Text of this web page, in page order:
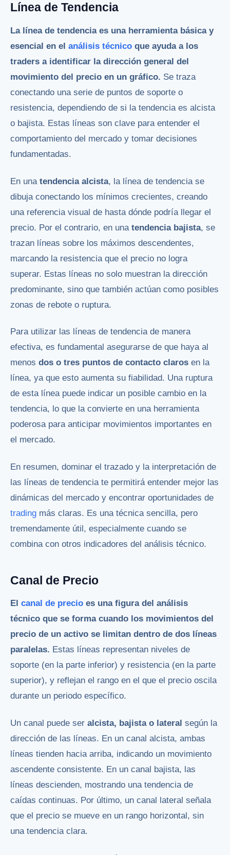
Línea de Tendencia
La línea de tendencia es una herramienta básica y
esencial en el análisis técnico que ayuda a los
traders a identificar la dirección general del
movimiento del precio en un gráfico. Se traza
conectando una serie de puntos de soporte o
resistencia, dependiendo de si la tendencia es alcista
o bajista. Estas líneas son clave para entender el
comportamiento del mercado y tomar decisiones
fundamentadas.
En una tendencia alcista, la línea de tendencia se
dibuja conectando los mínimos crecientes, creando
una referencia visual de hasta dónde podría llegar el
precio. Por el contrario, en una tendencia bajista, se
trazan líneas sobre los máximos descendentes,
marcando la resistencia que el precio no logra
superar. Estas líneas no solo muestran la dirección
predominante, sino que también actúan como posibles
zonas de rebote o ruptura.
Para utilizar las líneas de tendencia de manera
efectiva, es fundamental asegurarse de que haya al
menos dos o tres puntos de contacto claros en la
línea, ya que esto aumenta su fiabilidad. Una ruptura
de esta línea puede indicar un posible cambio en la
tendencia, lo que la convierte en una herramienta
poderosa para anticipar movimientos importantes en
el mercado.
En resumen, dominar el trazado y la interpretación de
las líneas de tendencia te permitirá entender mejor las
dinámicas del mercado y encontrar oportunidades de
trading más claras. Es una técnica sencilla, pero
tremendamente útil, especialmente cuando se
combina con otros indicadores del análisis técnico.
Canal de Precio
El canal de precio es una figura del análisis
técnico que se forma cuando los movimientos del
precio de un activo se limitan dentro de dos líneas
paralelas. Estas líneas representan niveles de
soporte (en la parte inferior) y resistencia (en la parte
superior), y reflejan el rango en el que el precio oscila
durante un periodo específico.
Un canal puede ser alcista, bajista o lateral según la
dirección de las líneas. En un canal alcista, ambas
líneas tienden hacia arriba, indicando un movimiento
ascendente consistente. En un canal bajista, las
líneas descienden, mostrando una tendencia de
caídas continuas. Por último, un canal lateral señala
que el precio se mueve en un rango horizontal, sin
una tendencia clara.